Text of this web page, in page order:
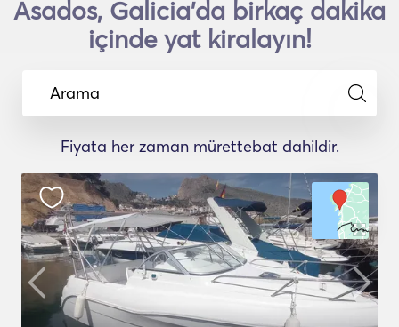
Asados, Galicia'da birkaç dakika
içinde yat kiralayın!
Arama
Fiyata her zaman mürettebat dahildir.